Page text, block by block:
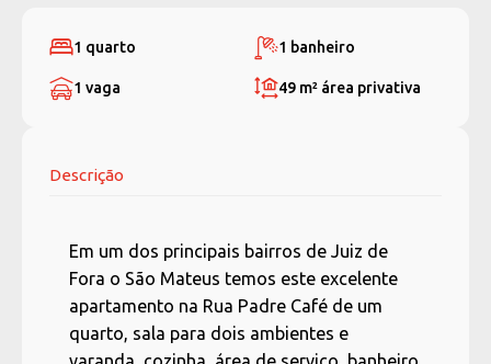
1 quarto 1 banheiro
1 vaga 49 m² área privativa
Descrição
Em um dos principais bairros de Juiz de
Fora o São Mateus temos este excelente
apartamento na Rua Padre Café de um
quarto, sala para dois ambientes e